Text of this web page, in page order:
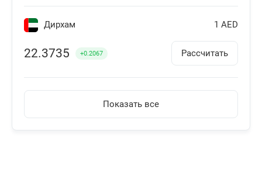
Дирхам 1 AED
22.3735 +0.2067 Рассчитать
100 AMD
Показать все